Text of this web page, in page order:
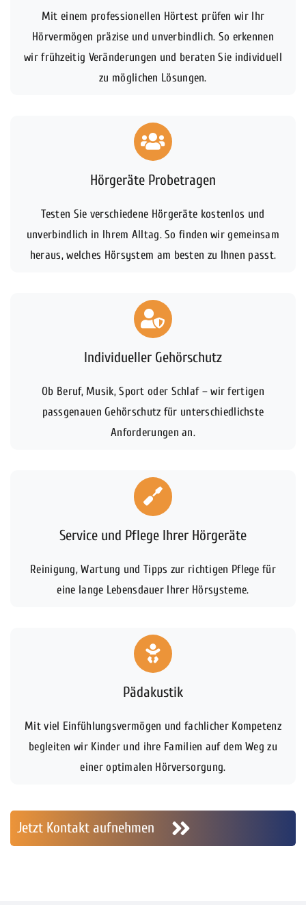
Mit einem professionellen Hörtest prüfen wir Ihr
Hörvermögen präzise und unverbindlich. So erkennen
wir frühzeitig Veränderungen und beraten Sie individuell
zu möglichen Lösungen.
Hörgeräte Probetragen
Testen Sie verschiedene Hörgeräte kostenlos und
unverbindlich in Ihrem Alltag. So finden wir gemeinsam
heraus, welches Hörsystem am besten zu Ihnen passt.
Individueller Gehörschutz
Ob Beruf, Musik, Sport oder Schlaf – wir fertigen
passgenauen Gehörschutz für unterschiedlichste
Anforderungen an.
Service und Pflege Ihrer Hörgeräte
Reinigung, Wartung und Tipps zur richtigen Pflege für
eine lange Lebensdauer Ihrer Hörsysteme.
Pädakustik
Mit viel Einfühlungsvermögen und fachlicher Kompetenz
begleiten wir Kinder und ihre Familien auf dem Weg zu
einer optimalen Hörversorgung.
Jetzt Kontakt aufnehmen